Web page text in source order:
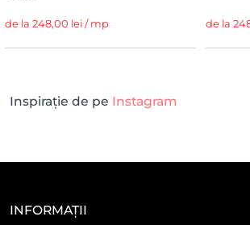
de la 248,00 lei / mp de la
Inspirație de pe Instagram
INFORMAȚII